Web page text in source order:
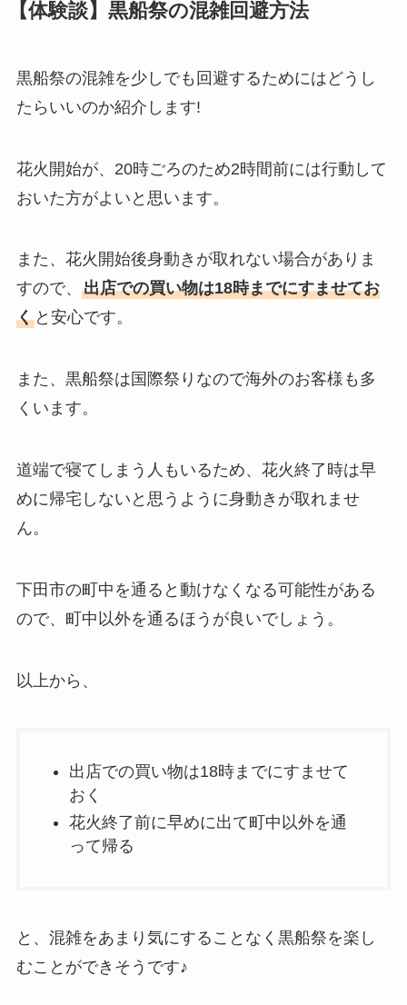
【体験談】黒船祭の混雑回避方法
黒船祭の混雑を少しでも回避するためにはどうし
たらいいのか紹介します!
花火開始が、20時ごろのため2時間前には行動して
おいた方がよいと思います。
また、花火開始後身動きが取れない場合がありま
すので、 出店での買い物は18時までにすませてお
くと安心です。
また、黒船祭は国際祭りなので海外のお客様も多
くいます。
道端で寝てしまう人もいるため、花火終了時は早
めに帰宅しないと思うように身動きが取れませ
ん。
下田市の町中を通ると動けなくなる可能性がある
ので、町中以外を通るほうが良いでしょう。
以上から、
出店での買い物は18時までにすませて
おく
花火終了前に早めに出て町中以外を通
って帰る
と、混雑をあまり気にすることなく黒船祭を楽し
むことができそうです♪